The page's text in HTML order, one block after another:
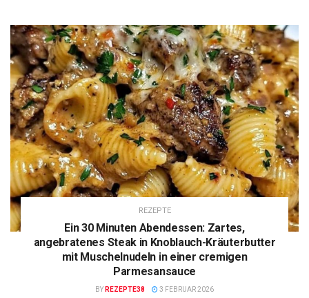
REZEPTE
Ein 30 Minuten Abendessen: Zartes,
angebratenes Steak in Knoblauch-Kräuterbutter
mit Muschelnudeln in einer cremigen
Parmesansauce
BY REZEPTE38 3 FEBRUAR 2026